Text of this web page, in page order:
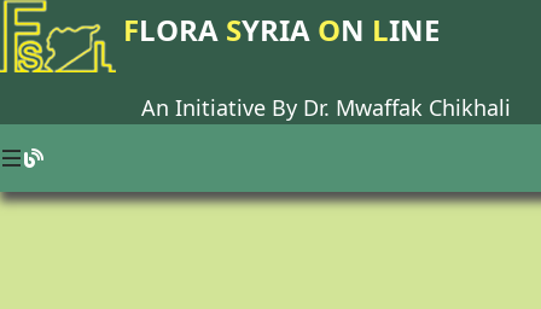
FLORA SYRIA ON LINE
An Initiative By Dr. Mwaffak Chikhali